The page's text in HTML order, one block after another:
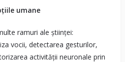
umane
ramuri ale științei:
vocii, detectarea gesturilor,
activității neuronale prin